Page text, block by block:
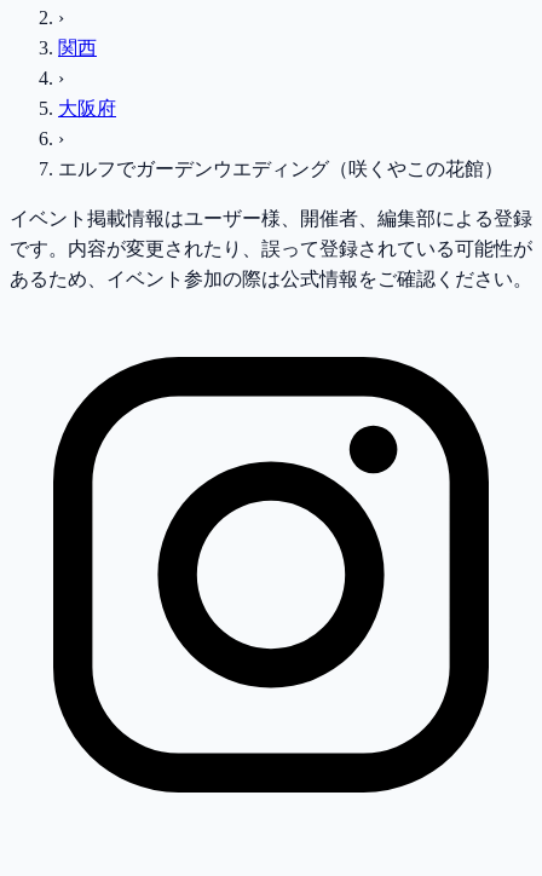
›
関西
›
大阪府
›
エルフでガーデンウエディング（咲くやこの花館）
イベント掲載情報はユーザー様、開催者、編集部による登録
です。内容が変更されたり、誤って登録されている可能性が
あるため、イベント参加の際は公式情報をご確認ください。